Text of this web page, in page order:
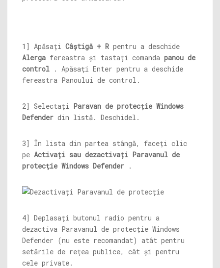
1] Apăsați Câștigă + R pentru a deschide
Alerga fereastra și tastați comanda panou de
control . Apăsați Enter pentru a deschide
fereastra Panoului de control.
2] Selectați Paravan de protecție Windows
Defender din listă. Deschidel.
3] În lista din partea stângă, faceți clic
pe Activați sau dezactivați Paravanul de
protecție Windows Defender .
4] Deplasați butonul radio pentru a
dezactiva Paravanul de protecție Windows
Defender (nu este recomandat) atât pentru
setările de rețea publice, cât și pentru
cele private.